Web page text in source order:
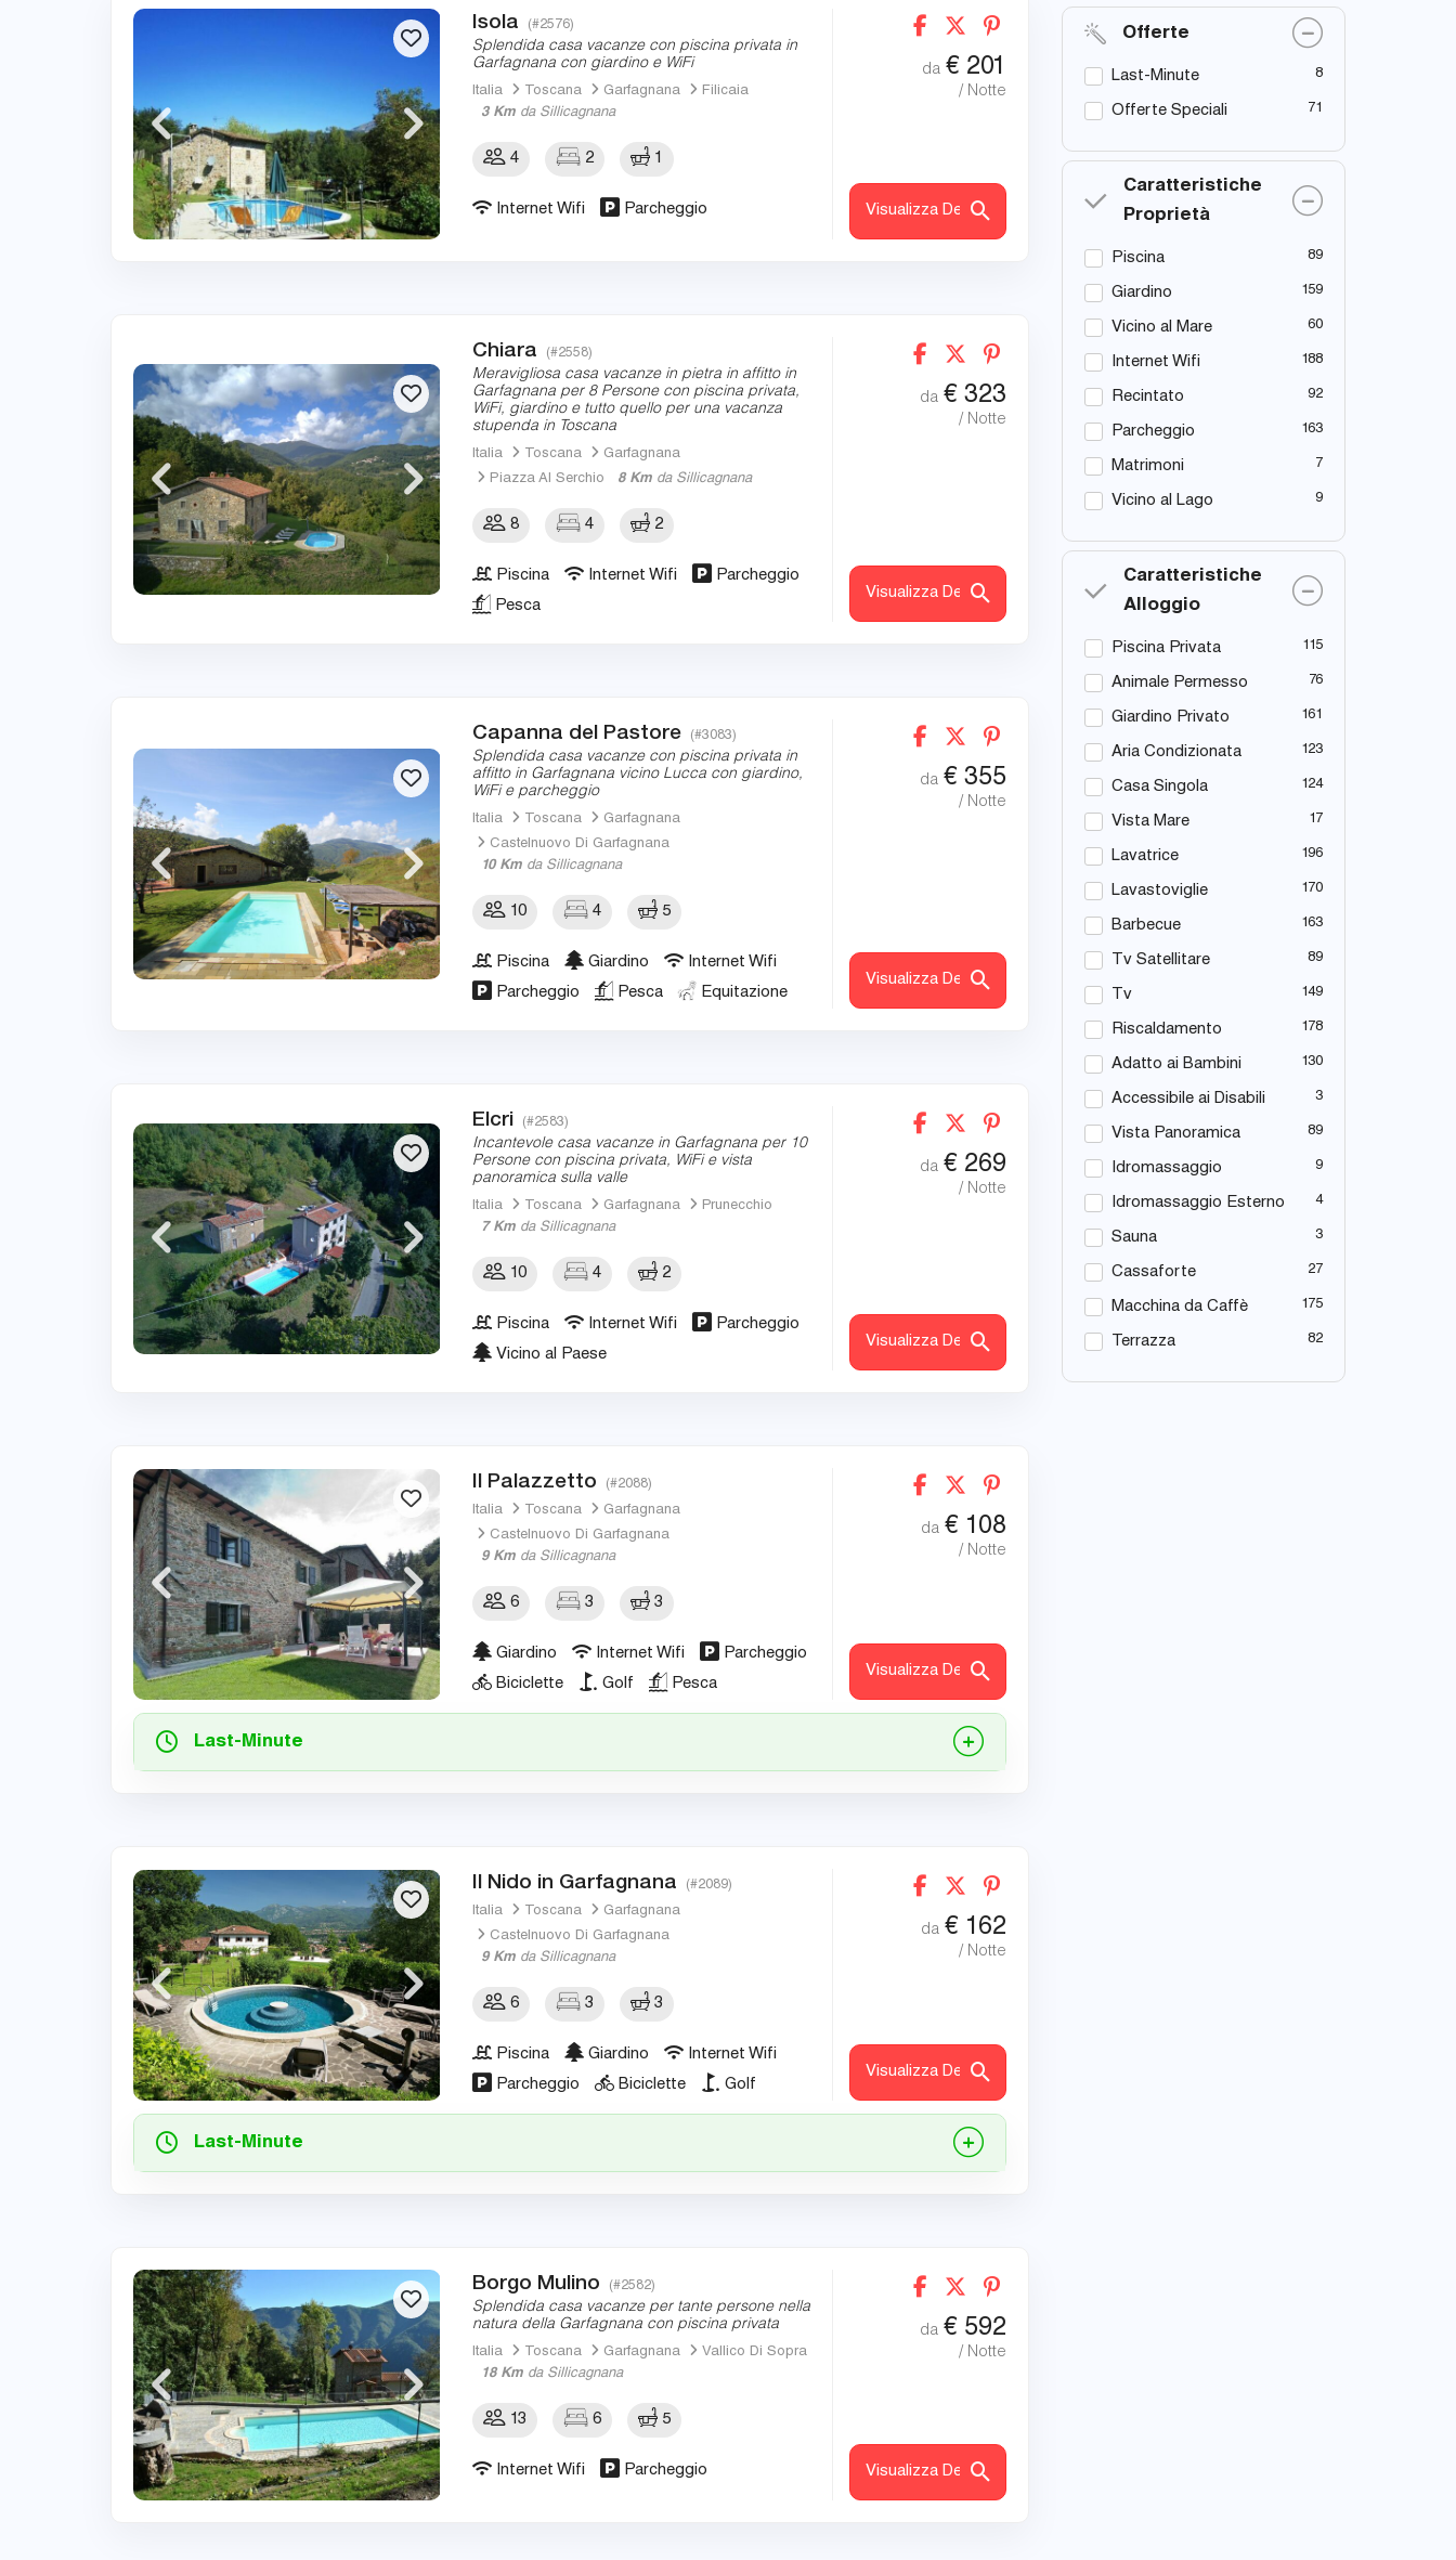
Isola (#2576)
Splendida casa vacanze con piscina privata in
Garfagnana con giardino e WiFi
Italia Toscana Garfagnana
Filicaia
3 Km da Sillicagnana
4 2 1
Internet Wifi Parcheggio
da € 201
/ Notte
Visualizza Dettagli
Chiara (#2558)
Meravigliosa casa vacanze in pietra in affitto in
Garfagnana per 8 Persone con piscina privata,
WiFi, giardino e tutto quello per una vacanza
stupenda in Toscana
Italia Toscana
Garfagnana
Piazza Al Serchio
8 Km da Sillicagnana
8 4 2
Piscina Internet Wifi
Parcheggio
Pesca
da € 323
/ Notte
Visualizza Dettagli
Capanna del Pastore (#3083)
Splendida casa vacanze con piscina privata in
affitto in Garfagnana vicino Lucca con giardino,
WiFi e parcheggio
Italia Toscana
Garfagnana
Castelnuovo Di Garfagnana
10 Km da Sillicagnana
10 4 5
Piscina Giardino
Internet Wifi
Parcheggio
Pesca Equitazione
da € 355
/ Notte
Visualizza Dettagli
Elcri (#2583)
Incantevole casa vacanze in Garfagnana per 10
Persone con piscina privata, WiFi e vista
panoramica sulla valle
Italia Toscana Garfagnana
Prunecchio
7 Km da Sillicagnana
10 4 2
Piscina Internet Wifi
Parcheggio
Vicino al Paese
da € 269
/ Notte
Visualizza Dettagli
Il Palazzetto (#2088)
Italia Toscana
Garfagnana
Castelnuovo Di Garfagnana
9 Km da Sillicagnana
6 3 3
Giardino Internet Wifi
Parcheggio
Biciclette
Golf Pesca
da € 108
/ Notte
Visualizza Dettagli
Last-Minute
Il Nido in Garfagnana (#2089)
Italia Toscana
Garfagnana
Castelnuovo Di Garfagnana
9 Km da Sillicagnana
6 3 3
Piscina Giardino
Internet Wifi
Parcheggio
Biciclette Golf
da € 162
/ Notte
Visualizza Dettagli
Last-Minute
Borgo Mulino (#2582)
Splendida casa vacanze per tante persone nella
natura della Garfagnana con piscina privata
Italia Toscana Garfagnana
Vallico Di Sopra
18 Km da Sillicagnana
13 6 5
Internet Wifi Parcheggio
da € 592
/ Notte
Visualizza Dettagli
Offerte
Last-Minute 8
Offerte Speciali 71
Caratteristiche
Proprietà
Piscina 89
Giardino 159
Vicino al Mare 60
Internet Wifi 188
Recintato 92
Parcheggio 163
Matrimoni 7
Vicino al Lago 9
Caratteristiche
Alloggio
Piscina Privata 115
Animale Permesso 76
Giardino Privato 161
Aria Condizionata 123
Casa Singola 124
Vista Mare 17
Lavatrice 196
Lavastoviglie 170
Barbecue 163
Tv Satellitare 89
Tv 149
Riscaldamento 178
Adatto ai Bambini 130
Accessibile ai Disabili 3
Vista Panoramica 89
Idromassaggio 9
Idromassaggio Esterno 4
Sauna 3
Cassaforte 27
Macchina da Caffè 175
Terrazza 82